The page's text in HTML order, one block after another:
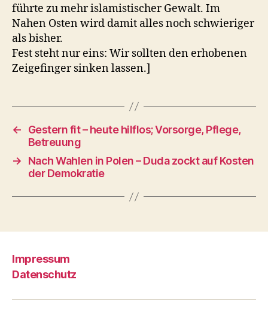
führte zu mehr islamistischer Gewalt. Im
Nahen Osten wird damit alles noch schwieriger
als bisher.
Fest steht nur eins: Wir sollten den erhobenen
Zeigefinger sinken lassen.]
←
Gestern fit – heute hilflos; Vorsorge, Pflege,
Betreuung
→
Nach Wahlen in Polen – Duda zockt auf Kosten
der Demokratie
Impressum
Datenschutz